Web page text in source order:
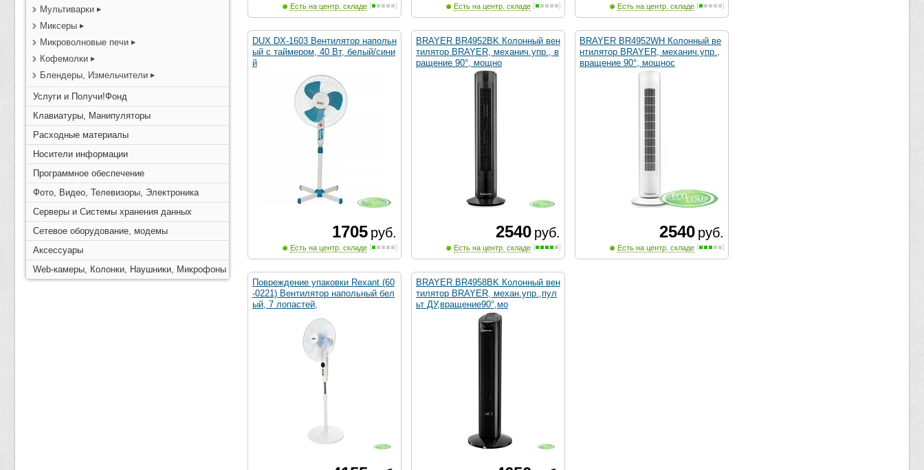
Мультиварки
Миксеры
Микроволновые печи
Кофемолки
Блендеры, Измельчители
Услуги и Получи!Фонд
Клавиатуры, Манипуляторы
Расходные материалы
Носители информации
Программное обеспечение
Фото, Видео, Телевизоры, Электроника
Серверы и Системы хранения данных
Сетевое оборудование, модемы
Аксессуары
Web-камеры, Колонки, Наушники, Микрофоны
Есть на центр. складе Есть на центр. складе Есть на центр. складе
DUX DX-1603 Вентилятор напольн
ый с таймером, 40 Вт, белый/сини
й
1705 руб.
Есть на центр. складе
BRAYER BR4952BK Колонный вен
тилятор BRAYER, механич.упр., в
ращение 90°, мощно
2540 руб.
Есть на центр. складе
BRAYER BR4952WH Колонный ве
нтилятор BRAYER, механич.упр.,
вращение 90°, мощнос
2540 руб.
Есть на центр. складе
Повреждение упаковки Rexant (60
-0221) Вентилятор напольный бел
ый, 7 лопастей,
BRAYER BR4958BK Колонный вен
тилятор BRAYER, механ.упр.,пул
ьт ДУ,вращение90°,мо